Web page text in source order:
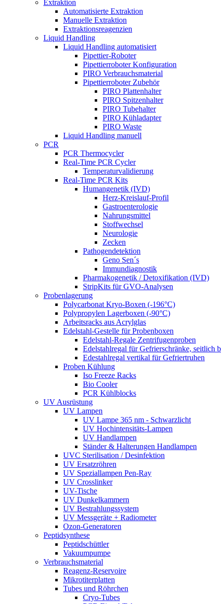
Extraktion
Automatisierte Extraktion
Manuelle Extraktion
Extraktionsreagenzien
Liquid Handling
Liquid Handling automatisiert
Pipettier-Roboter
Pipettierroboter Konfiguration
PIRO Verbrauchsmaterial
Pipettierroboter Zubehör
PIRO Plattenhalter
PIRO Spitzenhalter
PIRO Tubehalter
PIRO Kühladapter
PIRO Waste
Liquid Handling manuell
PCR
PCR Thermocycler
Real-Time PCR Cycler
Temperaturvalidierung
Real-Time PCR Kits
Humangenetik (IVD)
Herz-Kreislauf-Profil
Gastroenterologie
Nahrungsmittel
Stoffwechsel
Neurologie
Zecken
Pathogendetektion
Geno Sen´s
Immundiagnostik
Pharmakogenetik / Detoxifikation (IVD)
StripKits für GVO-Analysen
Probenlagerung
Polycarbonat Kryo-Boxen (-196°C)
Polypropylen Lagerboxen (-90°C)
Arbeitsracks aus Acrylglas
Edelstahl-Gestelle für Probenboxen
Edelstahl-Regale Zentrifugenproben
Edelstahlregal für Gefrierschränke, seitlich
Edestahlregal vertikal für Gefriertruhen
Proben Kühlung
Iso Freeze Racks
Bio Cooler
PCR Kühlblocks
UV Ausrüstung
UV Lampen
UV Lampe 365 nm - Schwarzlicht
UV Hochintensitäts-Lampen
UV Handlampen
Ständer & Halterungen Handlampen
UVC Sterilisation / Desinfektion
UV Ersatzröhren
UV Speziallampen Pen-Ray
UV Crosslinker
UV-Tische
UV Dunkelkammern
UV Bestrahlungssystem
UV Messgeräte + Radiometer
Ozon-Generatoren
Peptidsynthese
Peptidschüttler
Vakuumpumpe
Verbrauchsmaterial
Reagenz-Reservoire
Mikrotiterplatten
Tubes und Röhrchen
Cryo-Tubes